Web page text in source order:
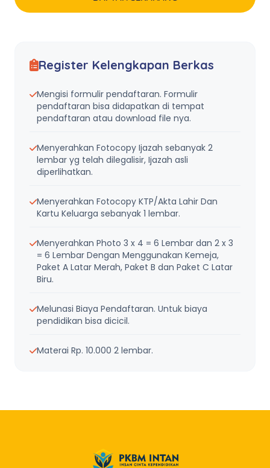
Register Kelengkapan Berkas
Mengisi formulir pendaftaran. Formulir
pendaftaran bisa didapatkan di tempat
pendaftaran atau download file nya.
Menyerahkan Fotocopy Ijazah sebanyak 2
lembar yg telah dilegalisir, Ijazah asli
diperlihatkan.
Menyerahkan Fotocopy KTP/Akta Lahir Dan
Kartu Keluarga sebanyak 1 lembar.
Menyerahkan Photo 3 x 4 = 6 Lembar dan 2 x 3
= 6 Lembar Dengan Menggunakan Kemeja,
Paket A Latar Merah, Paket B dan Paket C Latar
Biru.
Melunasi Biaya Pendaftaran. Untuk biaya
pendidikan bisa dicicil.
Materai Rp. 10.000 2 lembar.